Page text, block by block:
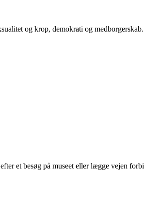
og krop, demokrati og medborgerskab.
et besøg på museet eller lægge vejen